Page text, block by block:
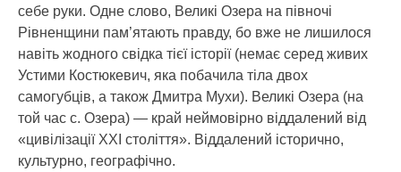
себе руки. Одне слово, Великі Озера на півночі
Рівненщини пам’ятають правду, бо вже не лишилося
навіть жодного свідка тієї історії (немає серед живих
Устими Костюкевич, яка побачила тіла двох
самогубців, а також Дмитра Мухи). Великі Озера (на
той час с. Озера) — край неймовірно віддалений від
«цивілізації ХХІ століття». Віддалений історично,
культурно, географічно.